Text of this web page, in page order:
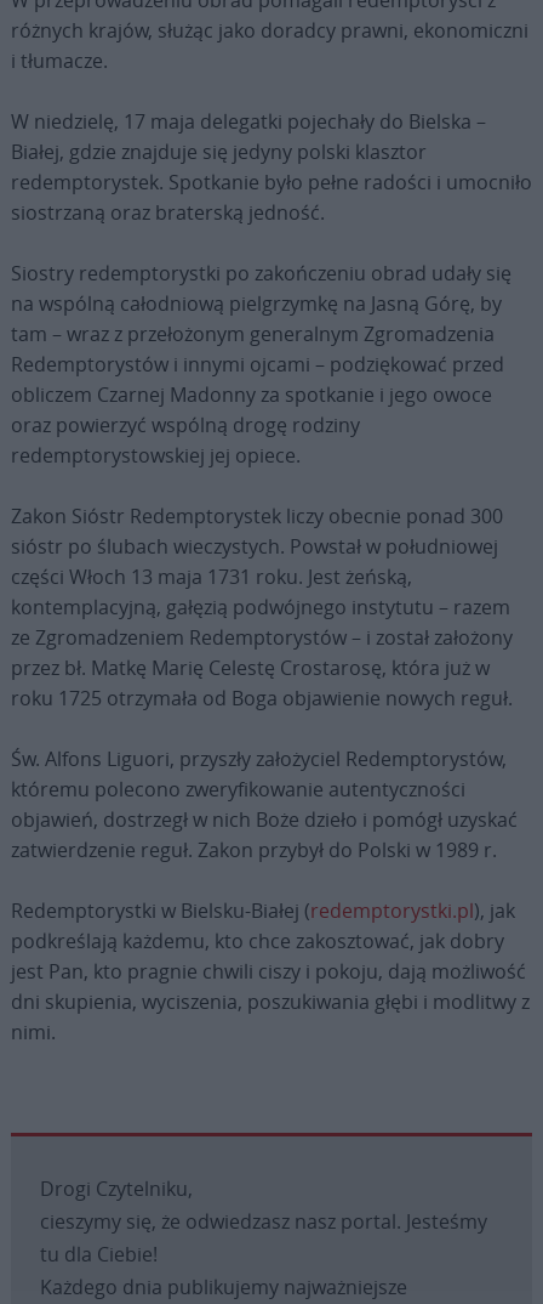
różnych krajów, służąc jako doradcy prawni, ekonomiczni
i tłumacze.
W niedzielę, 17 maja delegatki pojechały do Bielska –
Białej, gdzie znajduje się jedyny polski klasztor
redemptorystek. Spotkanie było pełne radości i umocniło
siostrzaną oraz braterską jedność.
Siostry redemptorystki po zakończeniu obrad udały się
na wspólną całodniową pielgrzymkę na Jasną Górę, by
tam – wraz z przełożonym generalnym Zgromadzenia
Redemptorystów i innymi ojcami – podziękować przed
obliczem Czarnej Madonny za spotkanie i jego owoce
oraz powierzyć wspólną drogę rodziny
redemptorystowskiej jej opiece.
Zakon Sióstr Redemptorystek liczy obecnie ponad 300
sióstr po ślubach wieczystych. Powstał w południowej
części Włoch 13 maja 1731 roku. Jest żeńską,
kontemplacyjną, gałęzią podwójnego instytutu – razem
ze Zgromadzeniem Redemptorystów – i został założony
przez bł. Matkę Marię Celestę Crostarosę, która już w
roku 1725 otrzymała od Boga objawienie nowych reguł.
Św. Alfons Liguori, przyszły założyciel Redemptorystów,
któremu polecono zweryfikowanie autentyczności
objawień, dostrzegł w nich Boże dzieło i pomógł uzyskać
zatwierdzenie reguł. Zakon przybył do Polski w 1989 r.
Redemptorystki w Bielsku-Białej (redemptorystki.pl), jak
podkreślają każdemu, kto chce zakosztować, jak dobry
jest Pan, kto pragnie chwili ciszy i pokoju, dają możliwość
dni skupienia, wyciszenia, poszukiwania głębi i modlitwy z
nimi.
Drogi Czytelniku,
cieszymy się, że odwiedzasz nasz portal. Jesteśmy
tu dla Ciebie!
Każdego dnia publikujemy najważniejsze